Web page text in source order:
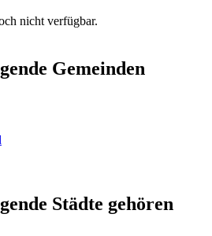
nicht verfügbar.
Gemeinden
Städte gehören